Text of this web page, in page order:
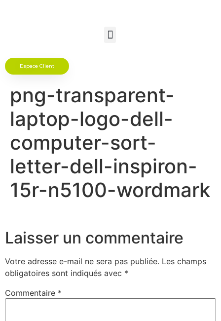
Espace Client
png-transparent-
laptop-logo-dell-
computer-sort-
letter-dell-inspiron-
15r-n5100-wordmark
Laisser un commentaire
Votre adresse e-mail ne sera pas publiée. Les champs
obligatoires sont indiqués avec *
Commentaire *